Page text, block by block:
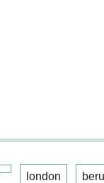
london